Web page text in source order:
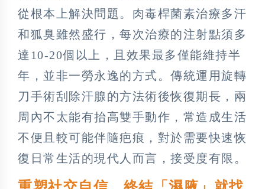
從根本上解決問題。肉毒桿菌素治療多汗
和狐臭雖然盛行，每次治療的注射點須多
達10-20個以上，且效果最多僅能維持半
年，並非一勞永逸的方式。傳統運用旋轉
刀手術刮除汗腺的方法術後恢復期長，兩
周內不太能有抬高雙手動作，常造成生活
不便且較可能伴隨疤痕，對於需要快速恢
復日常生活的現代人而言，接受度有限。